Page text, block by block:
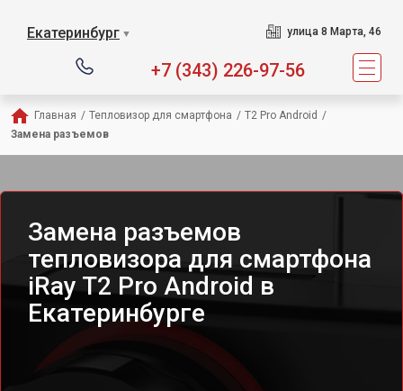
Екатеринбург ▼ улица 8 Марта, 46
+7 (343) 226-97-56
Главная / Тепловизор для смартфона / T2 Pro Android /
Замена разъемов
Замена разъемов
тепловизора для смартфона
iRay T2 Pro Android в
Екатеринбурге